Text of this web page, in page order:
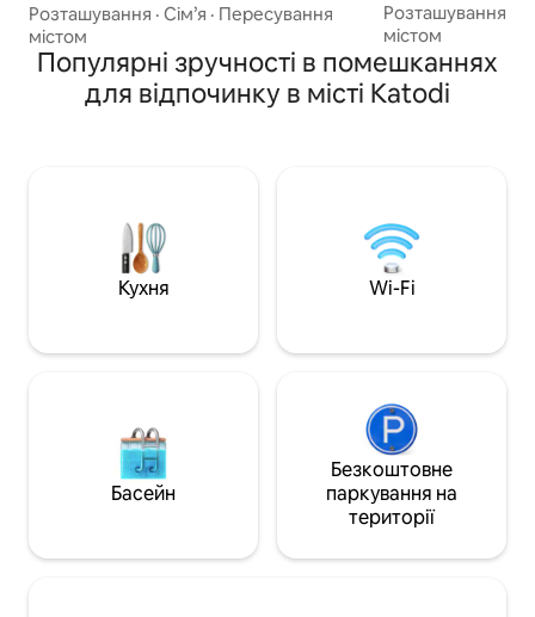
індустріальному стилі з північними
деталями, які створюють розкішну й
чарівну атмосферу. Насолоджуйтеся
краєвидами на море та гори з басейну,
саду та ігрового майданчика. Будинок
бари та ресторани – усього за декілька
хвилин їзди. Район тихий і затишний.
Розташування · Сім’я · Пересування
містом
помешкання без
приміщення та
з приватним
вам унікальне
Насолоджуйтеся
допомогти вам
зобов’язання!
Розташування
містом
Популярні зручності в помешканнях
для відпочинку в місті Katodi
Кухня Wi-Fi
Басейн
Безкоштовне
паркування на
території